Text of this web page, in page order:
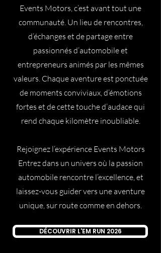
Events Motors, c’est avant tout une
communauté. Un lieu de rencontres,
d’échanges et de partage entre
passionnés d’automobile et
entrepreneurs animés par les mêmes
valeurs. Chaque aventure est ponctuée
de moments conviviaux, d’émotions
fortes et de cette touche d’audace qui
rend chaque kilomètre inoubliable.
Rejoignez l’expérience Events Motors
Entrez dans un univers où la passion
automobile rencontre l’excellence, et
laissez-vous guider vers une aventure
unique, sur route comme en dehors.
DÉCOUVRIR L'EM RUN 2026